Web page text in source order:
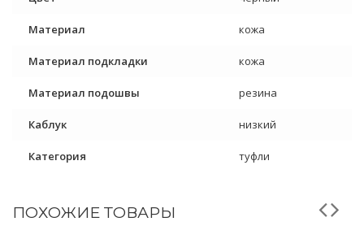
Материал кожа
Материал подкладки кожа
Материал подошвы резина
Каблук низкий
Категория туфли
ПОХОЖИЕ ТОВАРЫ